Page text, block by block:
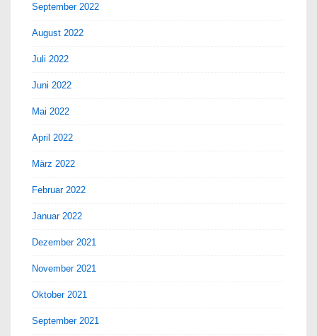
September 2022
August 2022
Juli 2022
Juni 2022
Mai 2022
April 2022
März 2022
Februar 2022
Januar 2022
Dezember 2021
November 2021
Oktober 2021
September 2021